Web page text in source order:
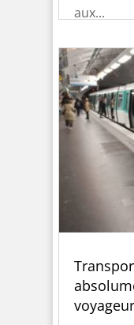
aux...